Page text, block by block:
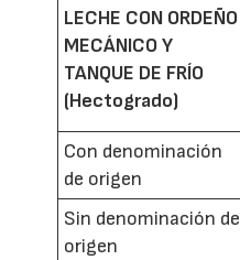
LECHE CON ORDEÑO
MECÁNICO Y
TANQUE DE FRÍO
(Hectogrado)
Con denominación
de origen
Sin denominación de
origen